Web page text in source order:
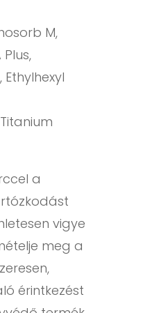
M,
Ethylhexyl
a
vigye
meg a
érintkezést